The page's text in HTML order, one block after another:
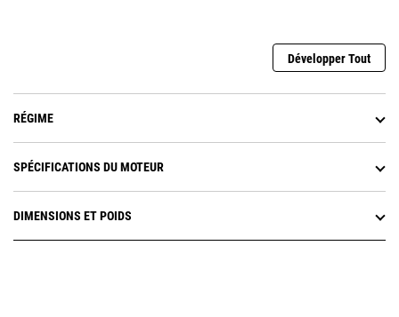
Développer Tout
RÉGIME
SPÉCIFICATIONS DU MOTEUR
DIMENSIONS ET POIDS